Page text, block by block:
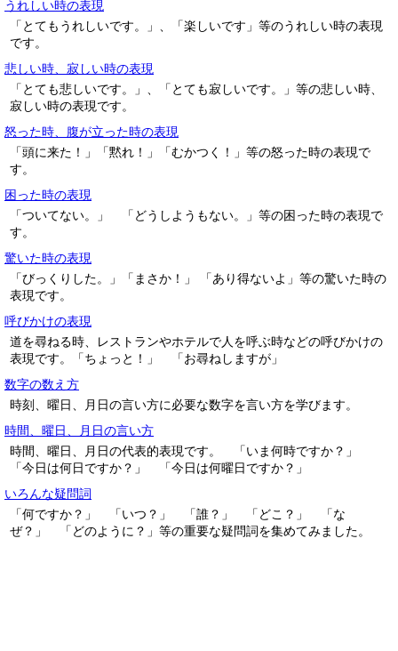
うれしい時の表現
「とてもうれしいです。」、「楽しいです」等のうれしい時の表現
です。
悲しい時、寂しい時の表現
「とても悲しいです。」、「とても寂しいです。」等の悲しい時、
寂しい時の表現です。
怒った時、腹が立った時の表現
「頭に来た！」「黙れ！」「むかつく！」等の怒った時の表現で
す。
困った時の表現
「ついてない。」 「どうしようもない。」等の困った時の表現で
す。
驚いた時の表現
「びっくりした。」「まさか！」 「あり得ないよ」等の驚いた時の
表現です。
呼びかけの表現
道を尋ねる時、レストランやホテルで人を呼ぶ時などの呼びかけの
表現です。「ちょっと！」 「お尋ねしますが」
数字の数え方
時刻、曜日、月日の言い方に必要な数字を言い方を学びます。
時間、曜日、月日の言い方
時間、曜日、月日の代表的表現です。 「いま何時ですか？」
「今日は何日ですか？」 「今日は何曜日ですか？」
いろんな疑問詞
「何ですか？」 「いつ？」 「誰？」 「どこ？」 「な
ぜ？」 「どのように？」等の重要な疑問詞を集めてみました。